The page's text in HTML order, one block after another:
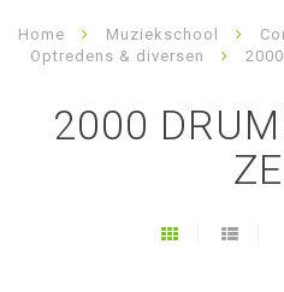
Home Muziekschool
Optredens & diversen
2000